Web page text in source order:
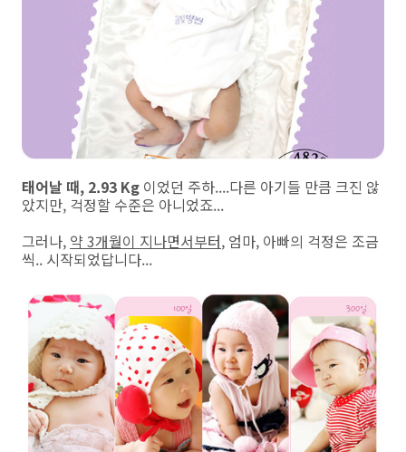
태어날 때, 2.93 Kg 이었던 주하....다른 아기들 만큼 크진 않
았지만, 걱정할 수준은 아니었죠...
그러나, 약 3개월이 지나면서부터, 엄마, 아빠의 걱정은 조금
씩.. 시작되었답니다...